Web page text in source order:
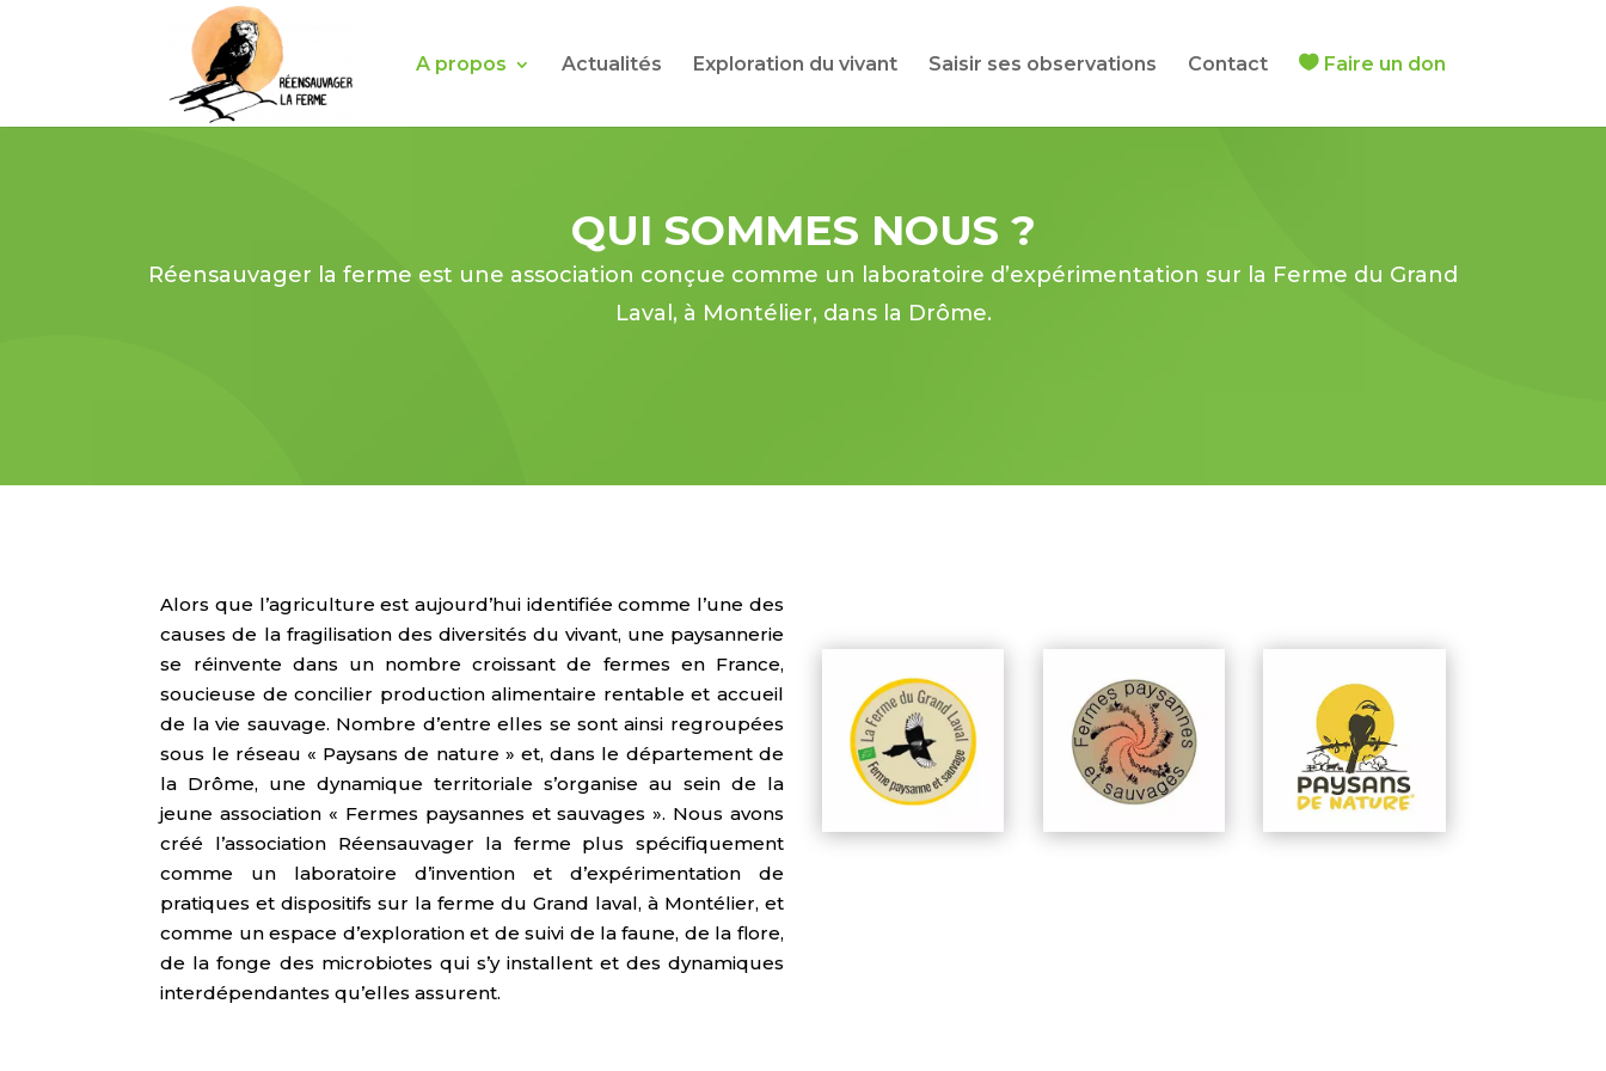
A propos Actualités Exploration du vivant Saisir ses observations Contact Faire un don
QUI SOMMES NOUS ?
Réensauvager la ferme est une association conçue comme un laboratoire d’expérimentation sur la Ferme du Grand
Laval, à Montélier, dans la Drôme.
Alors que l’agriculture est aujourd’hui identifiée comme l’une des
causes de la fragilisation des diversités du vivant, une paysannerie
se réinvente dans un nombre croissant de fermes en France,
soucieuse de concilier production alimentaire rentable et accueil
de la vie sauvage. Nombre d’entre elles se sont ainsi regroupées
sous le réseau « Paysans de nature » et, dans le département de
la Drôme, une dynamique territoriale s’organise au sein de la
jeune association « Fermes paysannes et sauvages ». Nous avons
créé l’association Réensauvager la ferme plus spécifiquement
comme un laboratoire d’invention et d’expérimentation de
pratiques et dispositifs sur la ferme du Grand laval, à Montélier, et
comme un espace d’exploration et de suivi de la faune, de la flore,
de la fonge des microbiotes qui s’y installent et des dynamiques
interdépendantes qu’elles assurent.